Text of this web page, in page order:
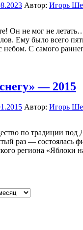
Автор: Игорь
Он не мог не
Ему было всего
С самого
— 2015
Автор: Игорь
по традиции
раз — состоялась
региона «Яблоки